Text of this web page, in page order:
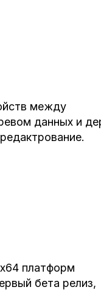
между
данных и
платформ
бета релиз,